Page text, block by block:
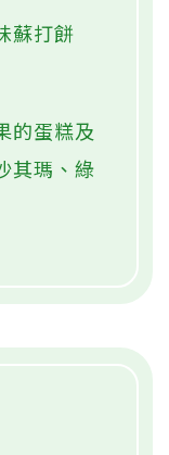
蘇打餅
的蛋糕及
其瑪、綠